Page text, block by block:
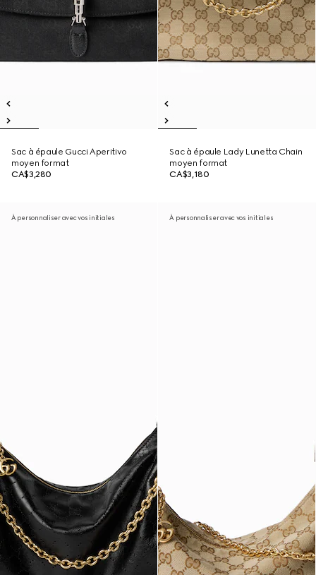
Sac à épaule Gucci Aperitivo
moyen format
CA$3,280
Sac à épaule Lady Lunetta Chain
moyen format
CA$3,180
À personnaliser avec vos initiales À personnaliser avec vos initiales